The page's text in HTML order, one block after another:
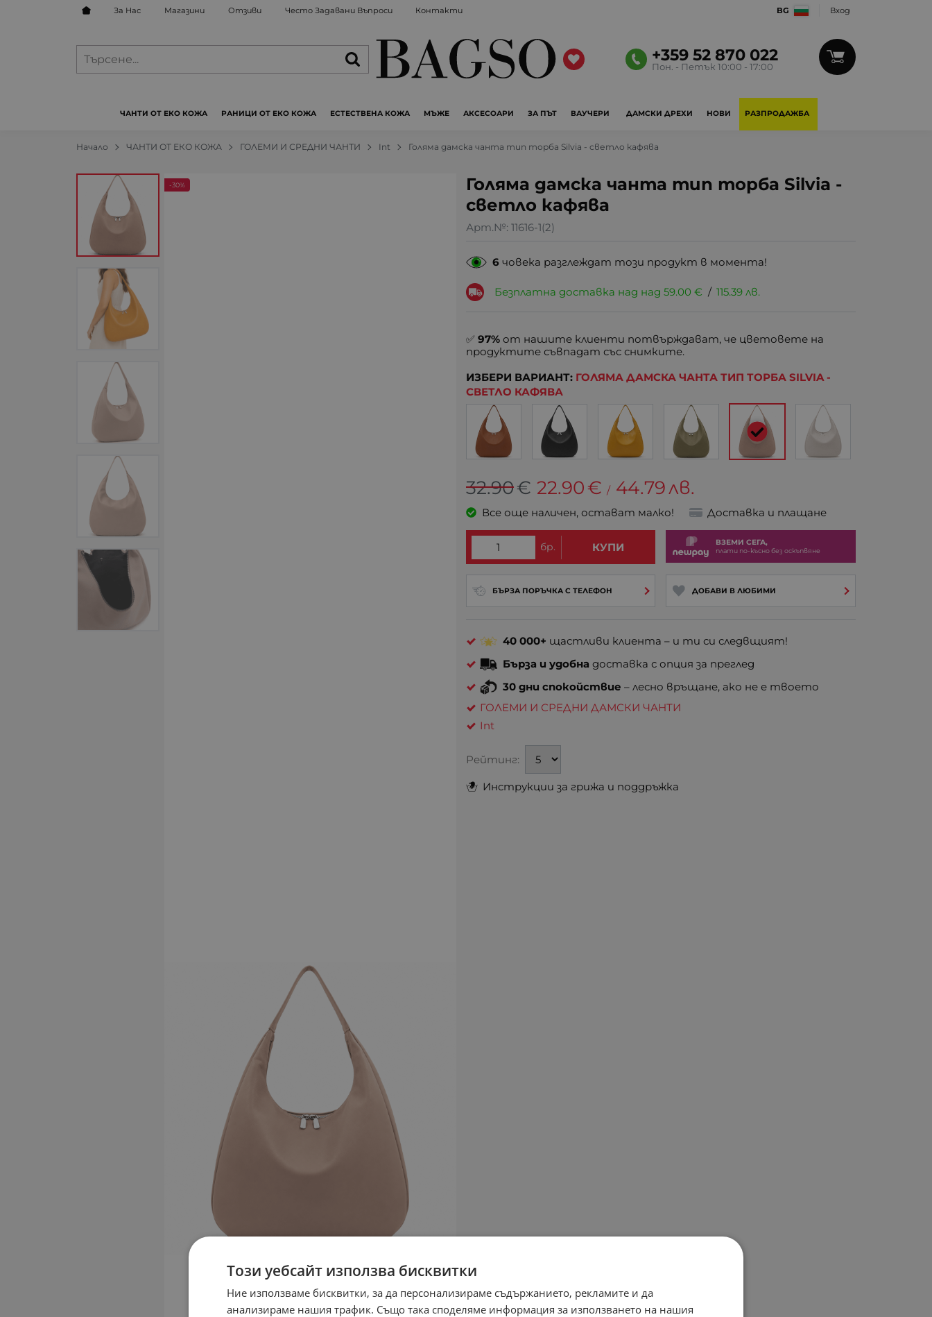
За Нас Магазини Отзиви Често Задавани Въпроси Контакти BG Вход
+359 52 870 022
Пон. - Петък 10:00 - 17:00
РАЗПРОДАЖБА
НОВИ
ЧАНТИ ОТ ЕКО КОЖА РАНИЦИ ОТ ЕКО КОЖА ЕСТЕСТВЕНА КОЖА МЪЖЕ АКСЕСОАРИ ЗА ПЪТ ВАУЧЕРИ ДАМСКИ ДРЕХИ
Начало ЧАНТИ ОТ ЕКО КОЖА ГОЛЕМИ И СРЕДНИ ЧАНТИ Int Голяма дамска чанта тип торба Silvia - светло кафява
Голяма дамска чанта тип торба Silvia -
светло кафява
Арт.№: 11616-1(2)
-30%
6човека разглеждат този продукт в момента!
Безплатна доставка над над59.00 € / 115.39 лв.
✅ 97% от нашите клиенти потвърждават, че цветовете на
продуктите съвпадат със снимките.
ИЗБЕРИ ВАРИАНТ: ГОЛЯМА ДАМСКА ЧАНТА ТИП ТОРБА SILVIA -
СВЕТЛО КАФЯВА
32.90€ 22.90€ / 44.79лв.
Все още наличен, остават малко! Доставка и плащане
Инструкции за грижа и поддръжка
бр. КУПИ ВЗЕМИ СЕГА,
плати по-късно без оскъпвяне
БЪРЗА ПОРЪЧКА С ТЕЛЕФОН ДОБАВИ В ЛЮБИМИ
40 000+ щастливи клиента – и ти си следвщият!
Бърза и удобна доставка с опция за преглед
30 дни спокойствие – лесно връщане, ако не е твоето
ГОЛЕМИ И СРЕДНИ ДАМСКИ ЧАНТИ
Int
Рейтинг:
Този уебсайт използва бисквитки
Ние използваме бисквитки, за да персонализираме съдържанието, рекламите и да
анализираме нашия трафик. Също така споделяме информация за използването на нашия